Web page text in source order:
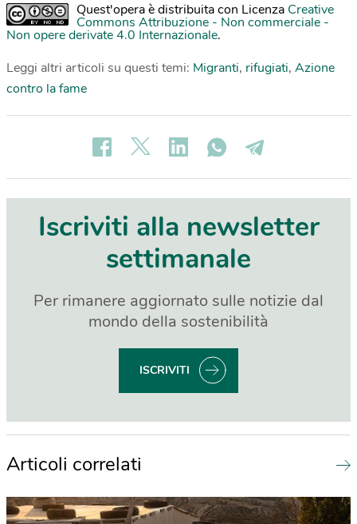
Quest'opera è distribuita con Licenza Creative
Commons Attribuzione - Non commerciale -
Non opere derivate 4.0 Internazionale.
Leggi altri articoli su questi temi: Migranti, rifugiati, Azione
contro la fame
Iscriviti alla newsletter
settimanale
Per rimanere aggiornato sulle notizie dal
mondo della sostenibilità
ISCRIVITI
Articoli correlati